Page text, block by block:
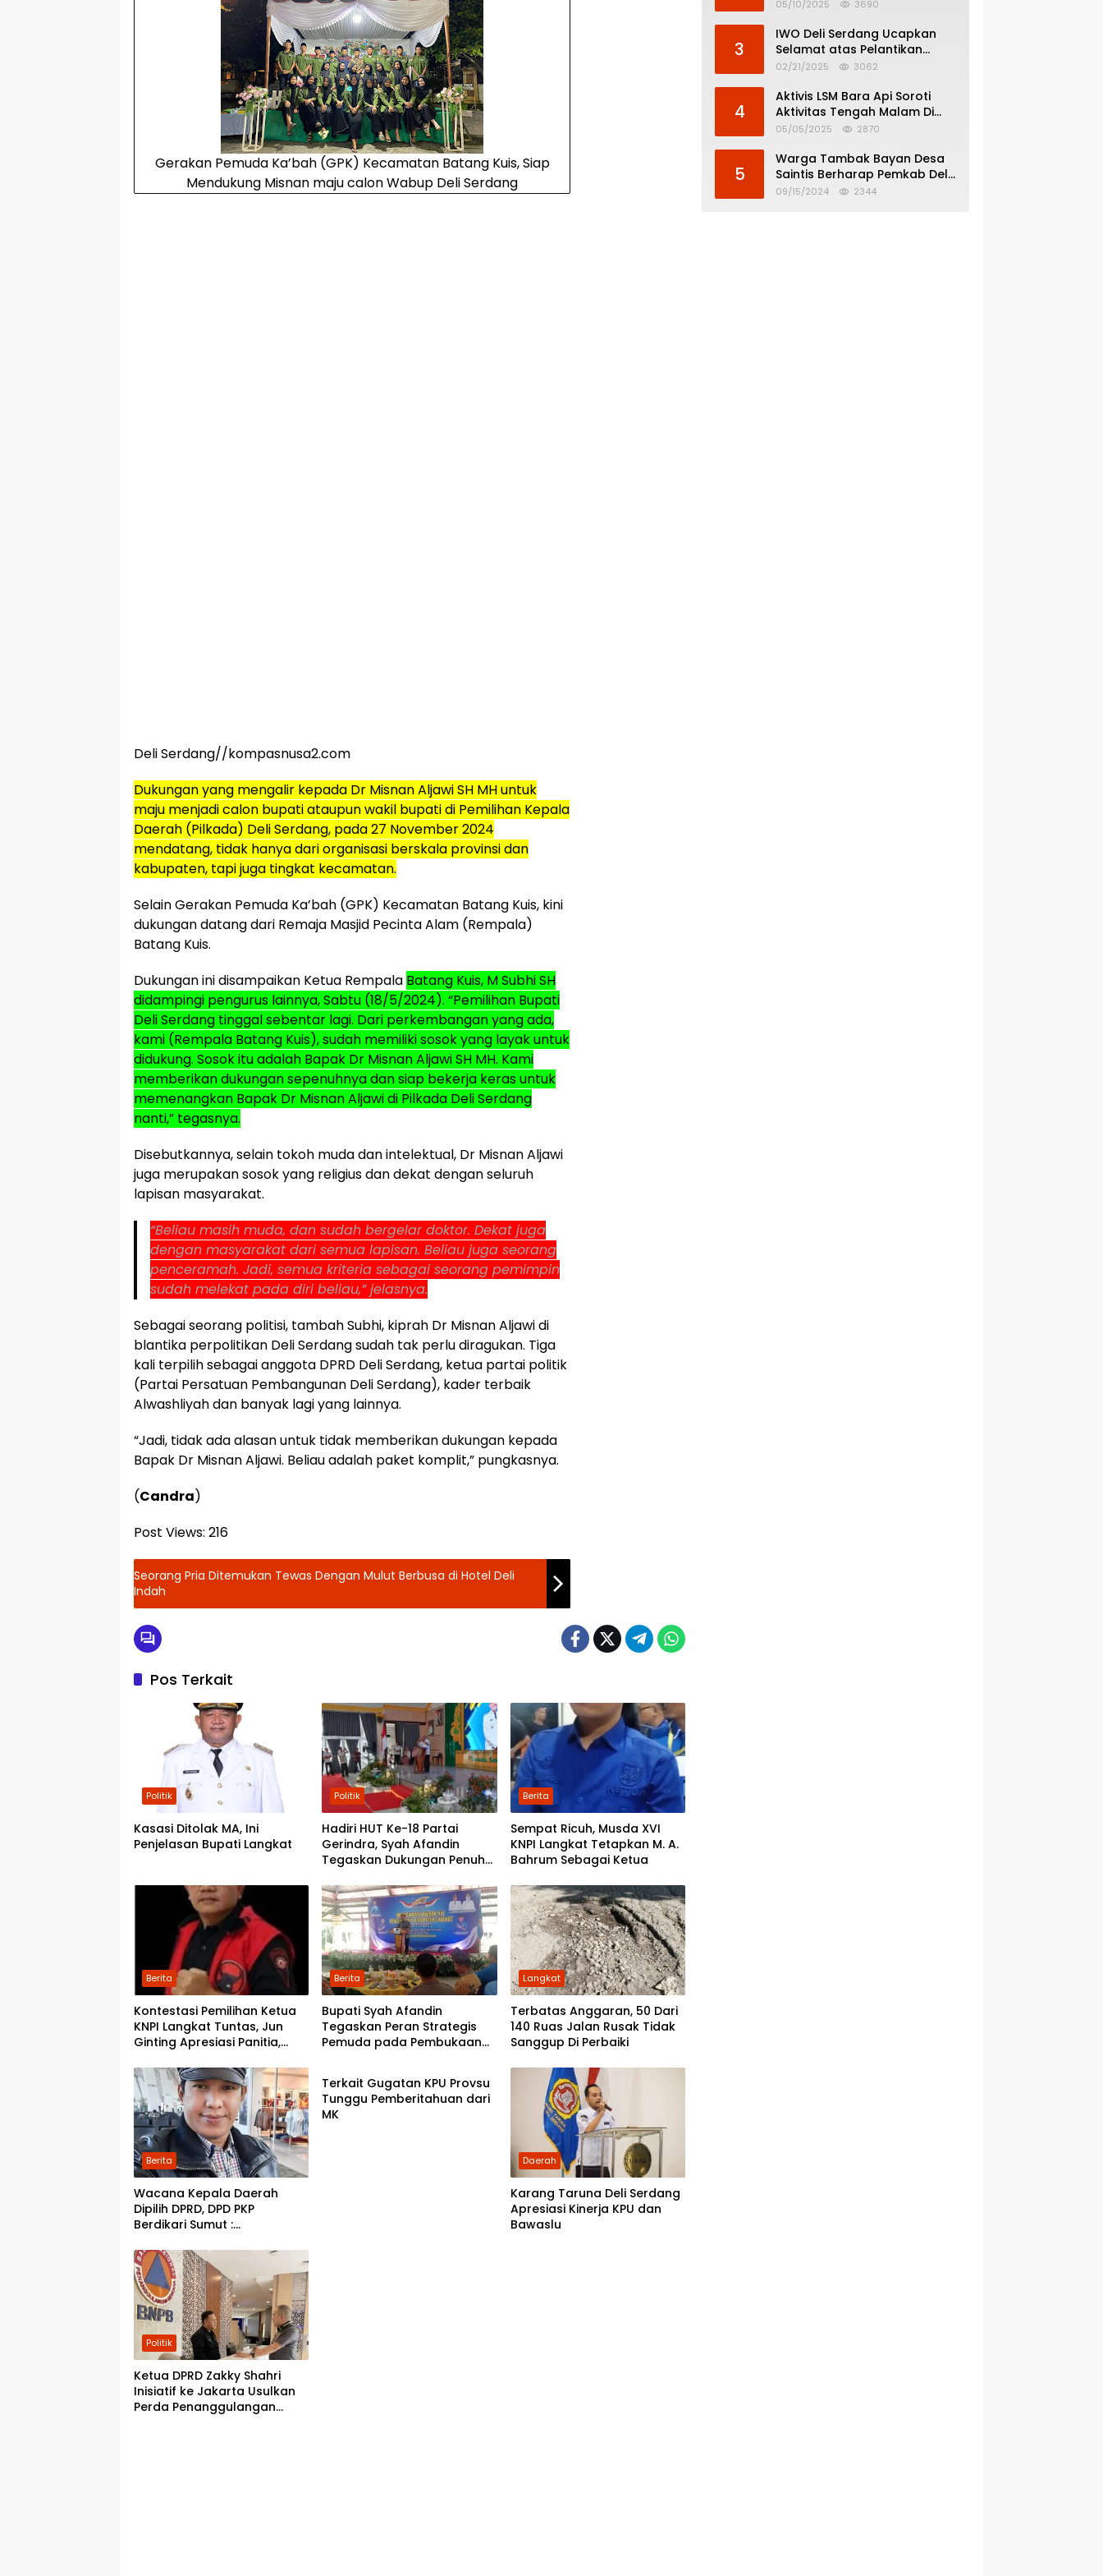
Gerakan Pemuda Ka’bah (GPK) Kecamatan Batang Kuis, Siap
Mendukung Misnan maju calon Wabup Deli Serdang
Deli Serdang//kompasnusa2.com
Dukungan yang mengalir kepada Dr Misnan Aljawi SH MH untuk
maju menjadi calon bupati ataupun wakil bupati di Pemilihan Kepala
Daerah (Pilkada) Deli Serdang, pada 27 November 2024
mendatang, tidak hanya dari organisasi berskala provinsi dan
kabupaten, tapi juga tingkat kecamatan.
Selain Gerakan Pemuda Ka’bah (GPK) Kecamatan Batang Kuis, kini
dukungan datang dari Remaja Masjid Pecinta Alam (Rempala)
Batang Kuis.
Dukungan ini disampaikan Ketua Rempala Batang Kuis, M Subhi SH
didampingi pengurus lainnya, Sabtu (18/5/2024). “Pemilihan Bupati
Deli Serdang tinggal sebentar lagi. Dari perkembangan yang ada,
kami (Rempala Batang Kuis), sudah memiliki sosok yang layak untuk
didukung. Sosok itu adalah Bapak Dr Misnan Aljawi SH MH. Kami
memberikan dukungan sepenuhnya dan siap bekerja keras untuk
memenangkan Bapak Dr Misnan Aljawi di Pilkada Deli Serdang
nanti,” tegasnya.
Disebutkannya, selain tokoh muda dan intelektual, Dr Misnan Aljawi
juga merupakan sosok yang religius dan dekat dengan seluruh
lapisan masyarakat.
“Beliau masih muda, dan sudah bergelar doktor. Dekat juga
dengan masyarakat dari semua lapisan. Beliau juga seorang
penceramah. Jadi, semua kriteria sebagai seorang pemimpin
sudah melekat pada diri beliau,” jelasnya.
Sebagai seorang politisi, tambah Subhi, kiprah Dr Misnan Aljawi di
blantika perpolitikan Deli Serdang sudah tak perlu diragukan. Tiga
kali terpilih sebagai anggota DPRD Deli Serdang, ketua partai politik
(Partai Persatuan Pembangunan Deli Serdang), kader terbaik
Alwashliyah dan banyak lagi yang lainnya.
“Jadi, tidak ada alasan untuk tidak memberikan dukungan kepada
Bapak Dr Misnan Aljawi. Beliau adalah paket komplit,” pungkasnya.
(Candra)
Post Views: 216
Seorang Pria Ditemukan Tewas Dengan Mulut Berbusa di Hotel Deli
Indah
Pos Terkait
Politik
Kasasi Ditolak MA, Ini
Penjelasan Bupati Langkat
Politik
Hadiri HUT Ke-18 Partai
Gerindra, Syah Afandin
Tegaskan Dukungan Penuh
Berita
Sempat Ricuh, Musda XVI
KNPI Langkat Tetapkan M. A.
Bahrum Sebagai Ketua
Berita
Kontestasi Pemilihan Ketua
KNPI Langkat Tuntas, Jun
Ginting Apresiasi Panitia,
Ketua Terpilih
Berita
Bupati Syah Afandin
Tegaskan Peran Strategis
Pemuda pada Pembukaan
Langkat
Terbatas Anggaran, 50 Dari
140 Ruas Jalan Rusak Tidak
Sanggup Di Perbaiki
Berita
Wacana Kepala Daerah
Dipilih DPRD, DPD PKP
Berdikari Sumut :
Reformasi dan Kehendak
Publik”
Daerah
Terkait Gugatan KPU Provsu
Tunggu Pemberitahuan dari
MK
Daerah
Karang Taruna Deli Serdang
Apresiasi Kinerja KPU dan
Bawaslu
Politik
Ketua DPRD Zakky Shahri
Inisiatif ke Jakarta Usulkan
Perda Penanggulangan
05/10/2025 3690
3
IWO Deli Serdang Ucapkan
Selamat atas Pelantikan
Bupati dan Wakil Bupati Deli
02/21/2025 3062
4
Aktivis LSM Bara Api Soroti
Aktivitas Tengah Malam Di
SPBU 14.213.228 Bandar Tinggi
05/05/2025 2870
5
Warga Tambak Bayan Desa
Saintis Berharap Pemkab Deli
Serdang Atasi Banjir
09/15/2024 2344